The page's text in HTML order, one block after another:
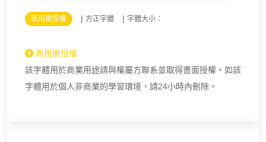
商用需授權 | 方正字體 | 字體大小：
商用需授權
該字體用於商業用途請與權屬方聯系並取得書面授權。如該
字體用於個人非商業的學習環境，請24小時內刪除。